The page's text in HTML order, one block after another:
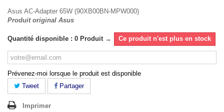
Asus AC-Adapter 65W (90XB00BN-MPW000)
Produit original Asus
Quantité disponible : 0 Produit → Ce produit n'est plus en stock
Prévenez-moi lorsque le produit est disponible
Tweet
Partager
Imprimer